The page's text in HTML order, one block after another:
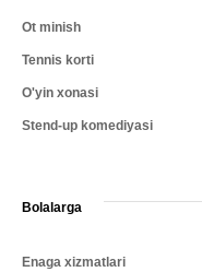
Ot minish
Tennis korti
O'yin xonasi
Stend-up komediyasi
Bolalarga
Enaga xizmatlari